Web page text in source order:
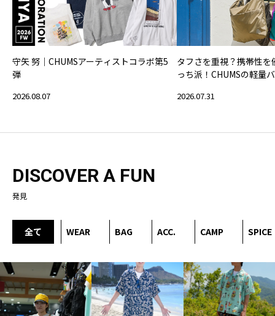
守矢 努｜CHUMSアーティストコラボ第5
弾
2026.08.07
タフさを重視？携帯性
っち派！CHUMSの軽量
2026.07.31
DISCOVER A FUN
発見
全て WEAR BAG ACC. CAMP SPICE